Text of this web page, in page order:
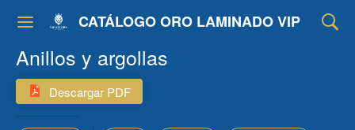
CATÁLOGO ORO LAMINADO VIP
Anillos y argollas
Descargar PDF